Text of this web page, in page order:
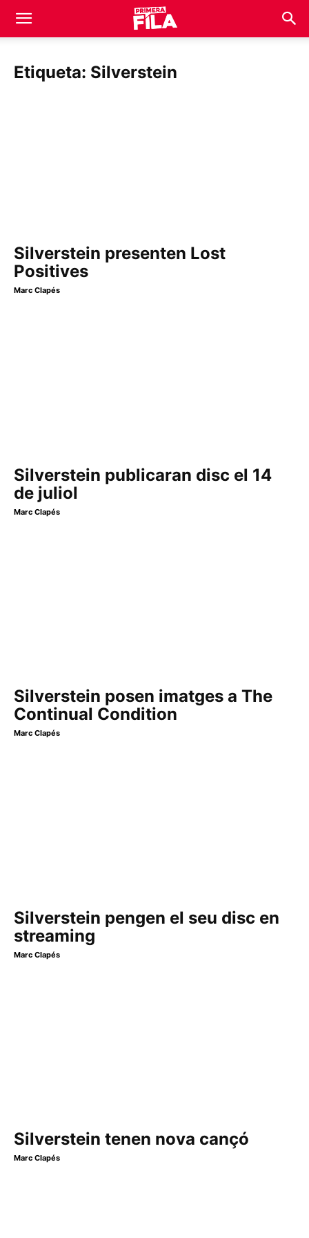
Etiqueta: Silverstein
Silverstein presenten Lost
Positives
Marc Clapés
Silverstein publicaran disc el 14
de juliol
Marc Clapés
Silverstein posen imatges a The
Continual Condition
Marc Clapés
Silverstein pengen el seu disc en
streaming
Marc Clapés
Silverstein tenen nova cançó
Marc Clapés